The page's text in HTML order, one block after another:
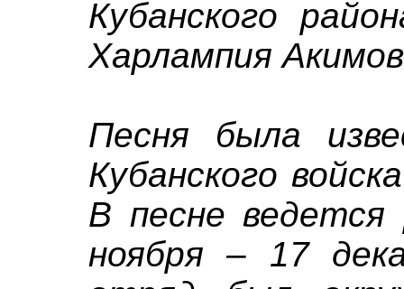
Кубанского
Харлампия
Песня была
Кубанского
В песне ведется
ноября – 17